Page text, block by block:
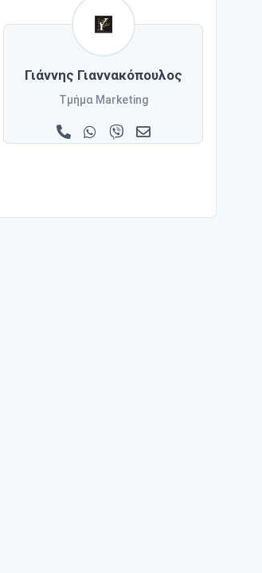
Γιάννης Γιαννακόπουλος
Τμήμα Marketing